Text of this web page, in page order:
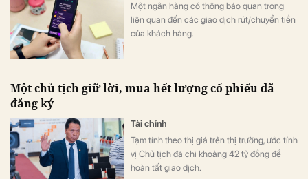
Một ngân hàng có thông báo quan trọng
liên quan đến các giao dịch rút/chuyển tiền
của khách hàng.
Một chủ tịch giữ lời, mua hết lượng cổ phiếu đã
đăng ký
Tài chính
Tạm tính theo thị giá trên thị trường, ước tính
vị Chủ tịch đã chi khoảng 42 tỷ đồng để
hoàn tất giao dịch.